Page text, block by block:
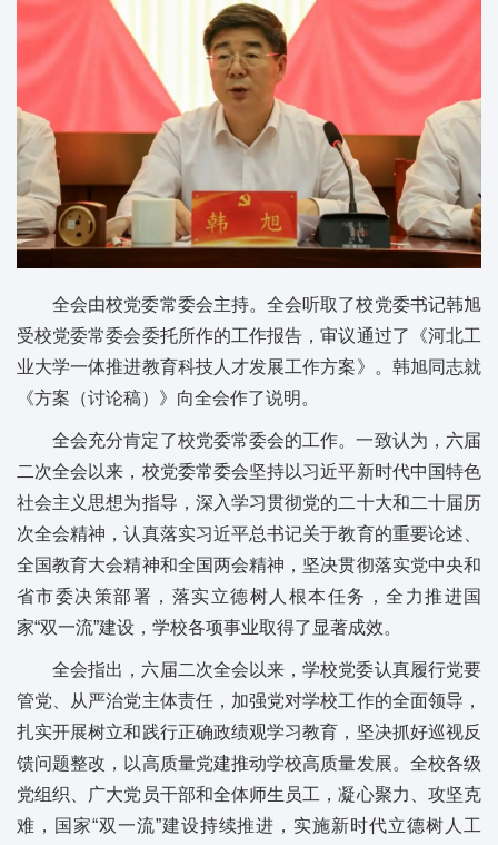
全会由校党委常委会主持。全会听取了校党委书记韩旭
受校党委常委会委托所作的工作报告，审议通过了《河北工
业大学一体推进教育科技人才发展工作方案》。韩旭同志就
《方案（讨论稿）》向全会作了说明。
全会充分肯定了校党委常委会的工作。一致认为，六届
二次全会以来，校党委常委会坚持以习近平新时代中国特色
社会主义思想为指导，深入学习贯彻党的二十大和二十届历
次全会精神，认真落实习近平总书记关于教育的重要论述、
全国教育大会精神和全国两会精神，坚决贯彻落实党中央和
省市委决策部署，落实立德树人根本任务，全力推进国
家“双一流”建设，学校各项事业取得了显著成效。
全会指出，六届二次全会以来，学校党委认真履行党要
管党、从严治党主体责任，加强党对学校工作的全面领导，
扎实开展树立和践行正确政绩观学习教育，坚决抓好巡视反
馈问题整改，以高质量党建推动学校高质量发展。全校各级
党组织、广大党员干部和全体师生员工，凝心聚力、攻坚克
难，国家“双一流”建设持续推进，实施新时代立德树人工